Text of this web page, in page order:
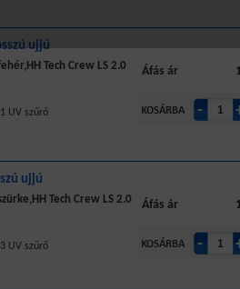
ujjú
Áfás ár
Tech Crew LS 2.0
UV szűrő
ujjú
Áfás ár
Tech Crew LS 2.0
UV szűrő